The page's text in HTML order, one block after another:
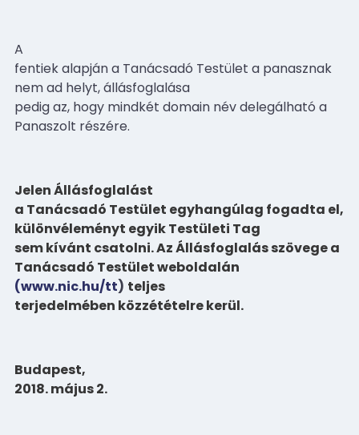
A
fentiek alapján a Tanácsadó Testület a panasznak
nem ad helyt, állásfoglalása
pedig az, hogy mindkét domain név delegálható a
Panaszolt részére.
Jelen Állásfoglalást
a Tanácsadó Testület egyhangúlag fogadta el,
különvéleményt egyik Testületi Tag
sem kívánt csatolni. Az Állásfoglalás szövege a
Tanácsadó Testület weboldalán
(www.nic.hu/tt) teljes
terjedelmében közzétételre kerül.
Budapest,
2018. május 2.